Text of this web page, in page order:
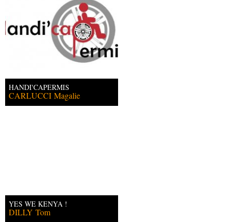
HANDI'CAPERMIS
CARLUCCI Magalie
YES WE KENYA !
DILLY Tom